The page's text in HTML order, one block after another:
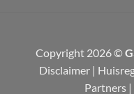
Copyright 2026 ©
Disclaimer |
Partners |